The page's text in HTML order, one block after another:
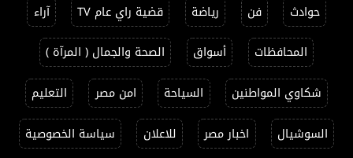
حوادث
فن رياضة قضية راي عام TV
آراء
المحافظات
أسواق
الصحة والجمال ( المرآة )
شكاوي المواطنين
السياحة امن مصر
التعليم
السوشيال
اخبار مصر للاعلان سياسة الخصوصية